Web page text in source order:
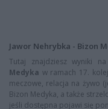
Jawor Nehrybka - Bizon
Tutaj znajdziesz wyniki
Medyka w ramach 17.
meczowe, relacja na żywo
Bizon Medyka, a także
jeśli dostępna pojawi się